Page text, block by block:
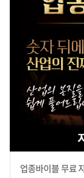
업종바이블 무료